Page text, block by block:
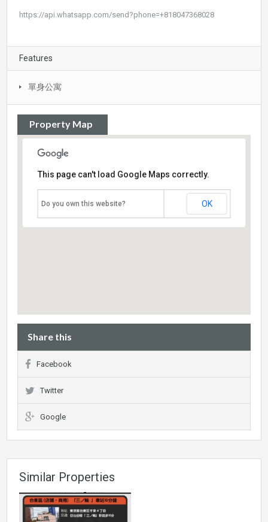
https://api.whatsapp.com/send?phone=+818047368028
Features
單身公寓
Property Map
This page can't load Google Maps correctly.
Do you own this website? OK
Share this
Facebook
Twitter
Google
Similar Properties